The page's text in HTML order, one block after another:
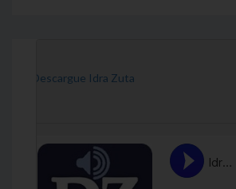
[Descargue Idra Zuta